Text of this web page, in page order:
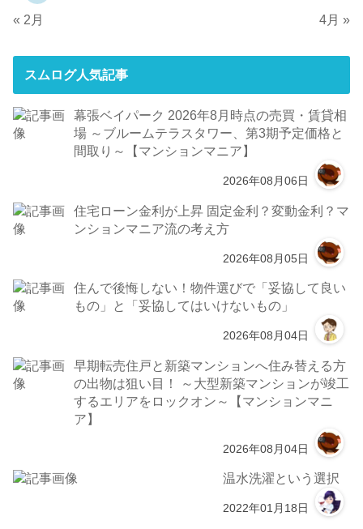
« 2月
4月 »
スムログ人気記事
幕張ベイパーク 2026年8月時点の売買・賃貸相
場 ～ブルームテラスタワー、第3期予定価格と
間取り～【マンションマニア】
2026年08月06日
住宅ローン金利が上昇 固定金利？変動金利？マ
ンションマニア流の考え方
2026年08月05日
住んで後悔しない！物件選びで「妥協して良い
もの」と「妥協してはいけないもの」
2026年08月04日
早期転売住戸と新築マンションへ住み替える方
の出物は狙い目！ ～大型新築マンションが竣工
するエリアをロックオン～【マンションマニ
ア】
2026年08月04日
温水洗濯という選択
2022年01月18日